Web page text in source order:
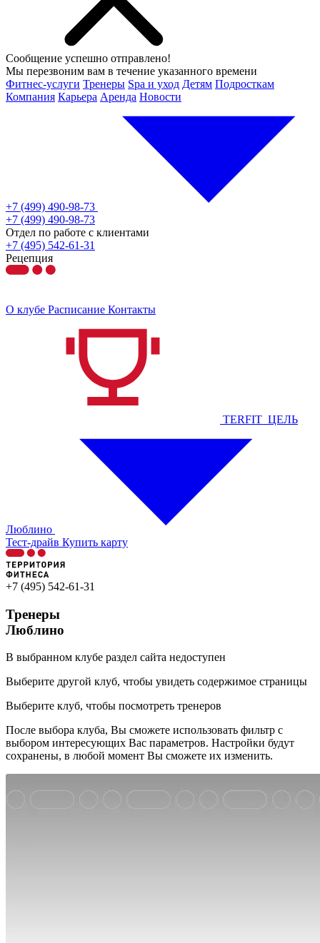
Сообщение успешно отправлено!
Мы перезвоним вам в течение указанного времени
Фитнес-услуги Тренеры Spa и уход Детям Подросткам
Компания Карьера Аренда Новости
+7 (499) 490-98-73
+7 (499) 490-98-73
Отдел по работе с клиентами
+7 (495) 542-61-31
Рецепция
О клубе Расписание Контакты
TERFIT_ЦЕЛЬ
Люблино
Тест-драйв Купить карту
+7 (495) 542-61-31
Тренеры
Люблино
В выбранном клубе раздел сайта недоступен
Выберите другой клуб, чтобы увидеть содержимое страницы
Выберите клуб, чтобы посмотреть тренеров
После выбора клуба, Вы сможете использовать фильтр с
выбором интересующих Вас параметров. Настройки будут
сохранены, в любой момент Вы сможете их изменить.